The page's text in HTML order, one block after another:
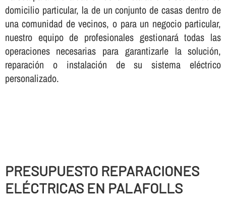
domicilio particular, la de un conjunto de casas dentro de
una comunidad de vecinos, o para un negocio particular,
nuestro equipo de profesionales gestionará todas las
operaciones necesarias para garantizarle la solución,
reparación o instalación de su sistema eléctrico
personalizado.
PRESUPUESTO REPARACIONES
ELÉCTRICAS EN PALAFOLLS